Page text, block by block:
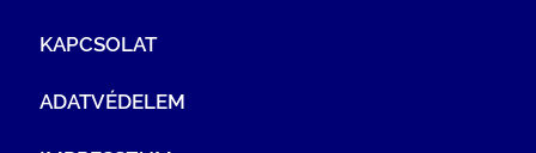
KAPCSOLAT
ADATVÉDELEM